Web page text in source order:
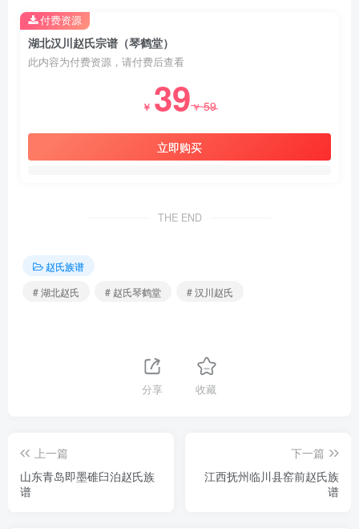
湖北汉川赵氏宗谱（琴鹤堂）
此内容为付费资源，请付费后查看
￥ 39￥59
立即购买
付费资源
THE END
赵氏族谱
# 湖北赵氏
# 赵氏琴鹤堂 # 汉川赵氏
分享 收藏
上一篇
山东青岛即墨碓臼泊赵氏族
谱
下一篇
江西抚州临川县窑前赵氏族
谱